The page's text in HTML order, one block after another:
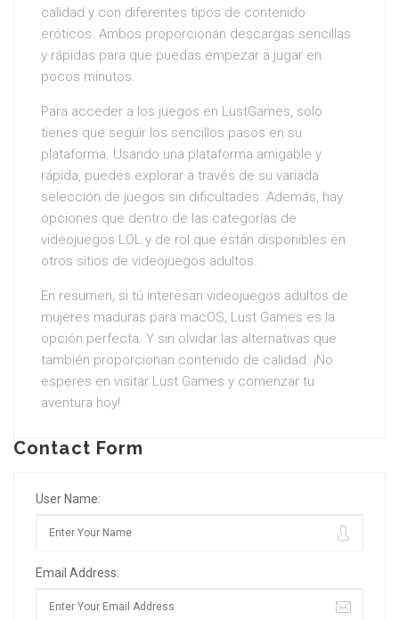
calidad y con diferentes tipos de contenido
eróticos. Ambos proporcionan descargas sencillas
y rápidas para que puedas empezar a jugar en
pocos minutos.
Para acceder a los juegos en LustGames, solo
tienes que seguir los sencillos pasos en su
plataforma. Usando una plataforma amigable y
rápida, puedes explorar a través de su variada
selección de juegos sin dificultades. Además, hay
opciones que dentro de las categorías de
videojuegos LOL y de rol que están disponibles en
otros sitios de videojuegos adultos.
En resumen, si tú interesan videojuegos adultos de
mujeres maduras para macOS, Lust Games es la
opción perfecta. Y sin olvidar las alternativas que
también proporcionan contenido de calidad. ¡No
esperes en visitar Lust Games y comenzar tu
aventura hoy!
Contact Form
User Name:
Email Address: